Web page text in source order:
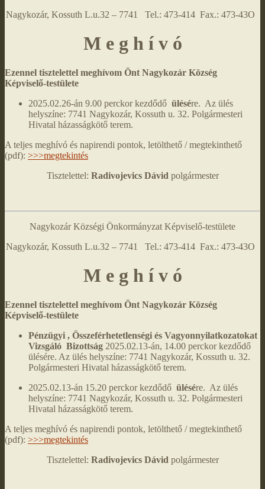
Nagykozár, Kossuth L.u.32 – 7741 Tel.: 473-414 Fax.: 473-43O
M e g h í v ó
Ezennel tisztelettel meghívom Önt Nagykozár Község
Képviselő-testülete
2025.02.26-án 9.00 perckor kezdődő ülésére. Az ülés
helyszíne: 7741 Nagykozár, Kossuth u. 32. Polgármesteri
Hivatal házasságkötő terem.
A teljes meghívó és napirendi pontok, letölthető / megtekinthető
(pdf): >>>megtekintés
Tisztelettel: Radivojevics Dávid polgármester
Nagykozár Községi Önkormányzat Képviselő-testülete
Nagykozár, Kossuth L.u.32 – 7741 Tel.: 473-414 Fax.: 473-43O
M e g h í v ó
Ezennel tisztelettel meghívom Önt Nagykozár Község
Képviselő-testülete
Pénzügyi , Összeférhetetlenségi és Vagyonnyilatkozatokat
Vizsgáló Bizottság 2025.02.13-án, 14.00 perckor kezdődő
ülésére. Az ülés helyszíne: 7741 Nagykozár, Kossuth u. 32.
Polgármesteri Hivatal házasságkötő terem.
2025.02.13-án 15.20 perckor kezdődő ülésére. Az ülés
helyszíne: 7741 Nagykozár, Kossuth u. 32. Polgármesteri
Hivatal házasságkötő terem.
A teljes meghívó és napirendi pontok, letölthető / megtekinthető
(pdf): >>>megtekintés
Tisztelettel: Radivojevics Dávid polgármester